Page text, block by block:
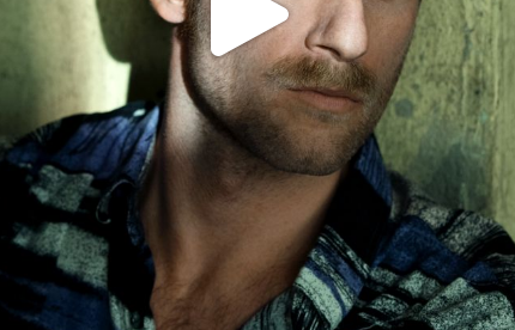
відео